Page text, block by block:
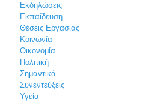
Εκδηλώσεις
Εκπαίδευση
Θέσεις Εργασίας
Κοινωνία
Οικονομία
Πολιτική
Σημαντικά
Συνεντεύξεις
Υγεία